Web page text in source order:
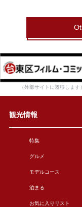
（外部サイトに遷移します）
観光情報
特集
グルメ
モデルコース
泊まる
お気に入りリスト